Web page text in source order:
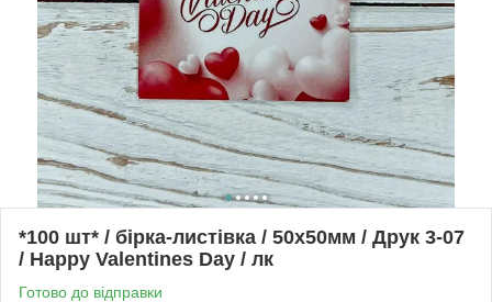
*100 шт* / бірка-листівка / 50х50мм / Друк 3-07
/ Happy Valentines Day / лк
Готово до відправки